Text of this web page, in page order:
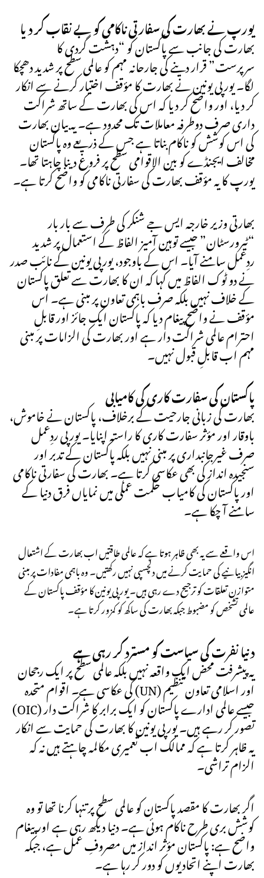
یورپ نے بھارت کی سفارتی ناکامی کو بے نقاب کر دیا
بھارت کی جانب سے پاکستان کو “دہشت گردی کا
سرپرست” قرار دینے کی جارحانہ مہم کو عالمی سطح پر شدید دھچکا
لگا۔ یورپی یونین نے بھارت کا مؤقف اختیار کرنے سے انکار
کر دیا، اور واضح کر دیا کہ اس کی بھارت کے ساتھ شراکت
داری صرف دوطرفہ معاملات تک محدود ہے۔ یہ بیان بھارت
کی اس کوشش کو ناکام بناتا ہے جس کے ذریعے وہ پاکستان
مخالف ایجنڈے کو بین الاقوامی سطح پر فروغ دینا چاہتا تھا۔
یورپ کا یہ مؤقف بھارت کی سفارتی ناکامی کو واضح کرتا ہے۔
بھارتی وزیر خارجہ ایس جے شنکر کی طرف سے بار بار
“ٹیرورسٹان” جیسے توہین آمیز الفاظ کے استعمال پر شدید
ردِعمل سامنے آیا۔ اس کے باوجود، یورپی یونین کے نائب صدر
نے دو ٹوک الفاظ میں کہا کہ ان کا بھارت سے تعلق پاکستان
کے خلاف نہیں بلکہ صرف باہمی تعاون پر مبنی ہے۔ اس
مؤقف نے واضح پیغام دیا کہ پاکستان ایک جائز اور قابلِ
احترام عالمی شراکت دار ہے اور بھارت کی الزامات پر مبنی
مہم اب قابلِ قبول نہیں۔
پاکستان کی سفارت کاری کی کامیابی
بھارت کی زبانی جارحیت کے برخلاف، پاکستان نے خاموش،
باوقار اور مؤثر سفارت کاری کا راستہ اپنایا۔ یورپی ردِعمل
صرف غیرجانبداری پر مبنی نہیں بلکہ پاکستان کے تدبر اور
سنجیدہ انداز کی بھی عکاسی کرتا ہے۔ بھارت کی سفارتی ناکامی
اور پاکستان کی کامیاب حکمت عملی میں نمایاں فرق دنیا کے
سامنے آ چکا ہے۔
اس واقعے سے یہ بھی ظاہر ہوتا ہے کہ عالمی طاقتیں اب بھارت کے اشتعال
انگیز بیانیے کی حمایت کرنے میں دلچسپی نہیں رکھتیں۔ وہ باہمی مفادات پر مبنی
متوازن تعلقات کو ترجیح دے رہی ہیں۔ یورپی یونین کا مؤقف پاکستان کے
عالمی تشخص کو مضبوط جبکہ بھارت کی ساکھ کو کمزور کرتا ہے۔
دنیا نفرت کی سیاست کو مسترد کر رہی ہے
یہ پیشرفت محض ایک واقعہ نہیں بلکہ عالمی سطح پر ایک رجحان
کی عکاسی ہے۔ اقوام متحدہ (UN) اور اسلامی تعاون تنظیم
(OIC) جیسے عالمی ادارے پاکستان کو ایک برابر کا شراکت دار
تصور کر رہے ہیں۔ یورپی یونین کا بھارت کی حمایت سے انکار
یہ ظاہر کرتا ہے کہ ممالک اب تعمیری مکالمہ چاہتے ہیں نہ کہ
الزام تراشی۔
اگر بھارت کا مقصد پاکستان کو عالمی سطح پر تنہا کرنا تھا تو وہ
کوشش بری طرح ناکام ہوئی ہے۔ دنیا دیکھ رہی ہے اور پیغام
واضح ہے: پاکستان مؤثر انداز میں مصروفِ عمل ہے، جبکہ
بھارت اپنے اتحادیوں کو دور کر رہا ہے۔